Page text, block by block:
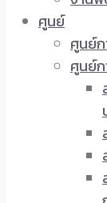
ศูนย์
ศูนย์
ศูนย์ก